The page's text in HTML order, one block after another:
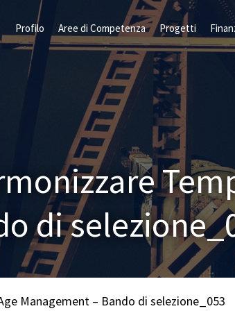
Profilo Aree di Competenza Progetti
di
Management – Bando di selezione_053